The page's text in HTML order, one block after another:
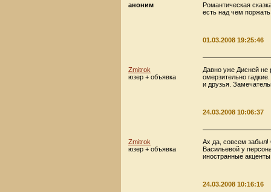
аноним
Романтическая
есть над чем
01.03.2008 19:25:46
Zmitrok
юзер + объявка
Давно уже Дисней не
омерзительно
и друзья.
24.03.2008 10:06:37
Zmitrok
юзер + объявка
Ах да, совсем забыл!
Васильевой у
иностранные
24.03.2008 10:16:16